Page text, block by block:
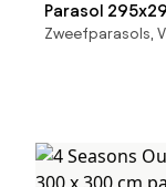
Parasol
Aluminium
Zweefparasols,